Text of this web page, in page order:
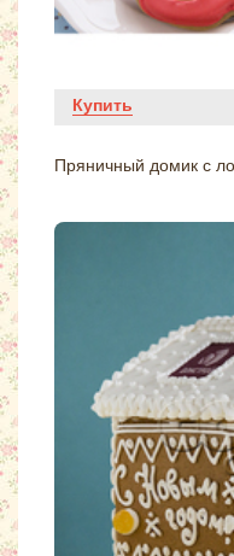
Купить
Пряничный домик с